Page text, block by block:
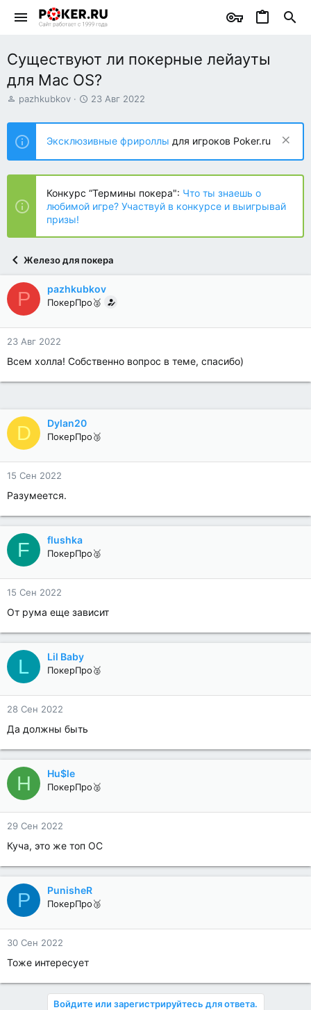
Существуют ли покерные лейауты
для Mac OS?
А
т
о
р
т
е
ы
pazhkubkov
Д
т
н
а
ч
л
а
23 Авг 2022
Эксклюзивные фрироллы для игроков Poker.ru
Конкурс “Термины покера": Что ты знаешь о
любимой игре? Участвуй в конкурсе и выигрывай
призы!
Железо для покера
P pazhkubkov
ПокерПро🥈
23 Авг 2022
Всем холла! Собственно вопрос в теме, спасибо)
D Dylan20
ПокерПро🥉
15 Сен 2022
Разумеется.
F flushka
ПокерПро🥈
15 Сен 2022
От рума еще зависит
L Lil Baby
ПокерПро🥈
28 Сен 2022
Да должны быть
H Hu$le
ПокерПро🥈
29 Сен 2022
Куча, это же топ ОС
P PunisheR
ПокерПро🥉
30 Сен 2022
Тоже интересует
Войдите или зарегистрируйтесь для ответа.